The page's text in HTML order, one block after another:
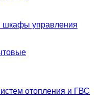
шкафы управления
отопления и ГВС